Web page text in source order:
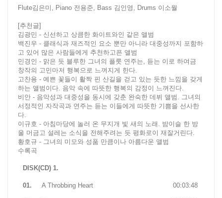
Flute김은미, Piano 전용준, Bass 김인영, Drums 이소월
[추천글]
김광민 - 신선하고 상큼한 화이트와인 같은 앨범
백진우 - 클래식과 재즈적인 요소 뿐만 아니라 대중성까지 포함하
고 있어 많은 사람들에게 추천하고픈 앨범
민경인 - 맑은 듯 블루한 그녀의 플룻 연주는, 듣는 이로 하여금
창작의 고민마저 행복으로 느껴지게 한다.
고찬용 - 예쁜 꽃들이 활짝 핀 산길을 걷고 있는 듯한 느낌을 갖게
하는 앨범이다. 음악 속에 따뜻한 행복의 감정이 느껴진다.
비안 - 음악성과 대중성을 동시에 갖춘 완숙한 데뷔 앨범. 그녀의
서정적인 자작곡과 연주는 듣는 이들에게 따뜻한 기쁨을 선사한
다.
이규호 - 아침마당에 놀러 온 무지개 빛 새의 노래. 밤이슬 한 방
울 머금고 설레는 소식을 전해주려는 듯 평화로이 재잘거린다.
황호규 - 그녀의 미모와 성품 만큼이나 아름다운 앨범
수록곡
DISK(CD) 1.
01. A Throbbing Heart 00:03:48